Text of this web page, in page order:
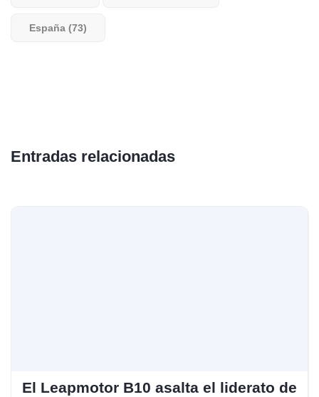
España (73)
Entradas relacionadas
El Leapmotor B10 asalta el liderato de